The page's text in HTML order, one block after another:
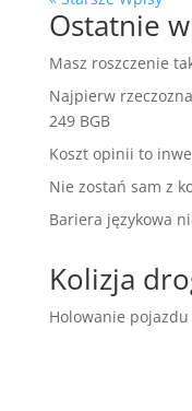
Ostatnie
Masz roszczenie
Najpierw
249 BGB
Koszt opinii to
Nie zostań sam z
Bariera językowa
Kolizja
Holowanie pojazdu